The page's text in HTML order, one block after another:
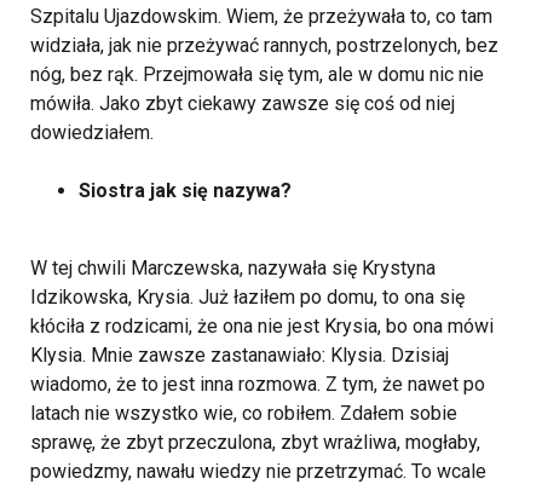
Szpitalu Ujazdowskim. Wiem, że przeżywała to, co tam
widziała, jak nie przeżywać rannych, postrzelonych, bez
nóg, bez rąk. Przejmowała się tym, ale w domu nic nie
mówiła. Jako zbyt ciekawy zawsze się coś od niej
dowiedziałem.
Siostra jak się nazywa?
W tej chwili Marczewska, nazywała się Krystyna
Idzikowska, Krysia. Już łaziłem po domu, to ona się
kłóciła z rodzicami, że ona nie jest Krysia, bo ona mówi
Klysia. Mnie zawsze zastanawiało: Klysia. Dzisiaj
wiadomo, że to jest inna rozmowa. Z tym, że nawet po
latach nie wszystko wie, co robiłem. Zdałem sobie
sprawę, że zbyt przeczulona, zbyt wrażliwa, mogłaby,
powiedzmy, nawału wiedzy nie przetrzymać. To wcale